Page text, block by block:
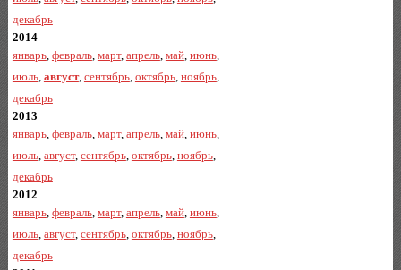
декабрь
2014
январь, февраль, март, апрель, май, июнь,
июль, август, сентябрь, октябрь, ноябрь,
декабрь
2013
январь, февраль, март, апрель, май, июнь,
июль, август, сентябрь, октябрь, ноябрь,
декабрь
2012
январь, февраль, март, апрель, май, июнь,
июль, август, сентябрь, октябрь, ноябрь,
декабрь